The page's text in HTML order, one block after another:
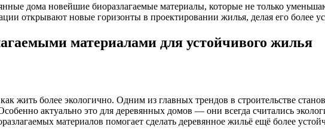
дома новейшие биоразлагаемые материалы, которые не только
открывают новые горизонты в проектировании жилья, делая его более
материалами для устойчивого жилья
более экологично. Одним из главных трендов в строительстве
актуально это для деревянных домов — они всегда считались
материалов помогает сделать деревянное жильё ещё более